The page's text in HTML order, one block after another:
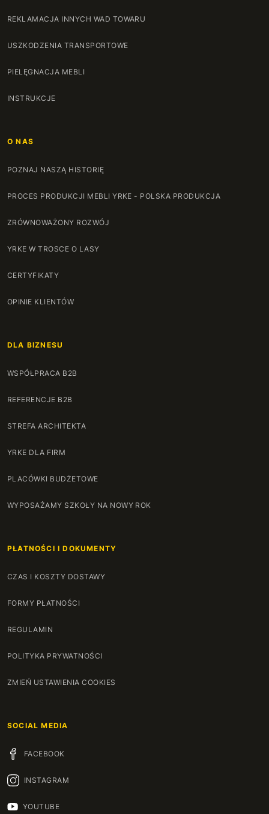
REKLAMACJA INNYCH WAD TOWARU
USZKODZENIA TRANSPORTOWE
PIELĘGNACJA MEBLI
INSTRUKCJE
O NAS
POZNAJ NASZĄ HISTORIĘ
PROCES PRODUKCJI MEBLI YRKE - POLSKA PRODUKCJA
ZRÓWNOWAŻONY ROZWÓJ
YRKE W TROSCE O LASY
CERTYFIKATY
OPINIE KLIENTÓW
DLA BIZNESU
WSPÓŁPRACA B2B
REFERENCJE B2B
STREFA ARCHITEKTA
YRKE DLA FIRM
PLACÓWKI BUDŻETOWE
WYPOSAŻAMY SZKOŁY NA NOWY ROK
PŁATNOŚCI I DOKUMENTY
CZAS I KOSZTY DOSTAWY
FORMY PŁATNOŚCI
REGULAMIN
POLITYKA PRYWATNOŚCI
ZMIEŃ USTAWIENIA COOKIES
SOCIAL MEDIA
FACEBOOK
INSTAGRAM
YOUTUBE